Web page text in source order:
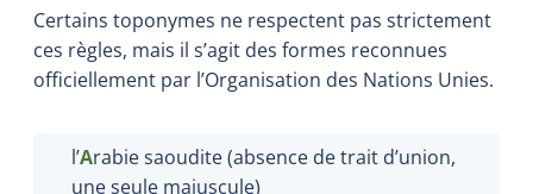
Certains toponymes ne respectent pas strictement
ces règles, mais il s’agit des formes reconnues
officiellement par l’Organisation des Nations Unies.
l’Arabie saoudite (absence de trait d’union,
une seule majuscule)